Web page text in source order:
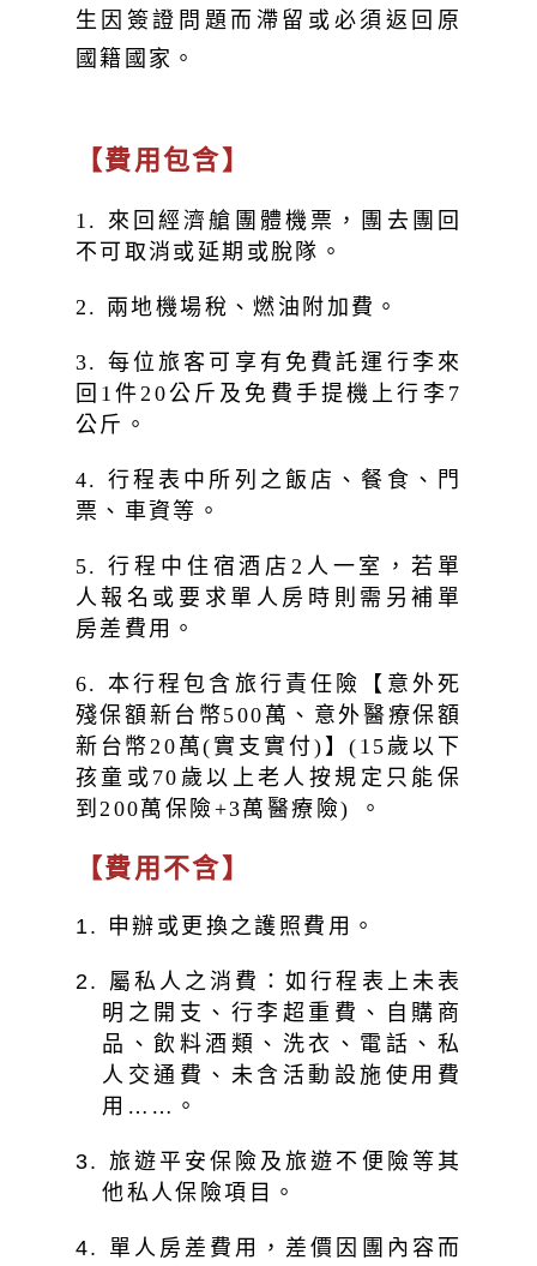
生因簽證問題而滯留或必須返回原
國籍國家。
【費用包含】
1. 來回經濟艙團體機票，團去團回
不可取消或延期或脫隊。
2. 兩地機場稅、燃油附加費。
3. 每位旅客可享有免費託運行李來
回1件20公斤及免費手提機上行李7
公斤。
4. 行程表中所列之飯店、餐食、門
票、車資等。
5. 行程中住宿酒店2人一室，若單
人報名或要求單人房時則需另補單
房差費用。
6. 本行程包含旅行責任險【意外死
殘保額新台幣500萬、意外醫療保額
新台幣20萬(實支實付)】(15歲以下
孩童或70歲以上老人按規定只能保
到200萬保險+3萬醫療險) 。
【費用不含】
1. 申辦或更換之護照費用。
2. 屬私人之消費：如行程表上未表
明之開支、行李超重費、自購商
品、飲料酒類、洗衣、電話、私
人交通費、未含活動設施使用費
用……。
3. 旅遊平安保險及旅遊不便險等其
他私人保險項目。
4. 單人房差費用，差價因團內容而